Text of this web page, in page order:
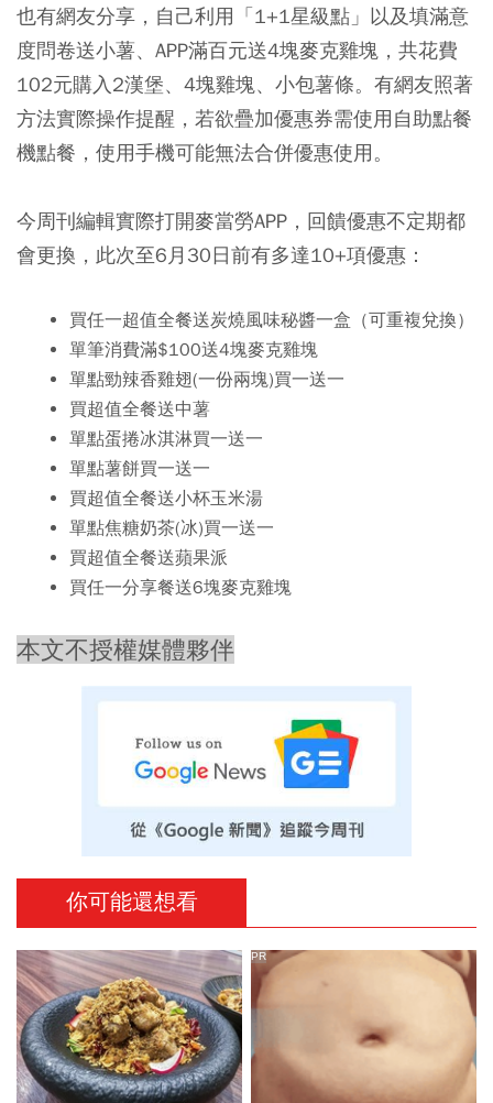
也有網友分享，自己利用「1+1星級點」以及填滿意
度問卷送小薯、APP滿百元送4塊麥克雞塊，共花費
102元購入2漢堡、4塊雞塊、小包薯條。有網友照著
方法實際操作提醒，若欲疊加優惠券需使用自助點餐
機點餐，使用手機可能無法合併優惠使用。
今周刊編輯實際打開麥當勞APP，回饋優惠不定期都
會更換，此次至6月30日前有多達10+項優惠：
買任一超值全餐送炭燒風味秘醬一盒（可重複兌換）
單筆消費滿$100送4塊麥克雞塊
單點勁辣香雞翅(一份兩塊)買一送一
買超值全餐送中薯
單點蛋捲冰淇淋買一送一
單點薯餅買一送一
買超值全餐送小杯玉米湯
單點焦糖奶茶(冰)買一送一
買超值全餐送蘋果派
買任一分享餐送6塊麥克雞塊
本文不授權媒體夥伴
你可能還想看
PR